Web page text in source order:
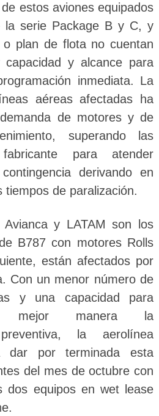
estos aviones equipados
la serie Package B y C, y
plan de flota no cuentan
y alcance para
inmediata. La
aéreas afectadas ha
de motores y de
superando las
para atender
derivando en
tiempos de paralización.
Avianca y LATAM son los
B787 con motores Rolls
están afectados por
Con un menor número de
y una capacidad para
mejor manera la
preventiva, la aerolínea
dar por terminada esta
del mes de octubre con
dos equipos en wet lease